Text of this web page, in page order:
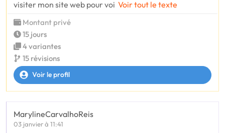
visiter mon site web pour voi Voir tout le texte
Montant privé
15 jours
4 variantes
15 révisions
Voir le profil
MarylineCarvalhoReis
03 janvier à 11:41